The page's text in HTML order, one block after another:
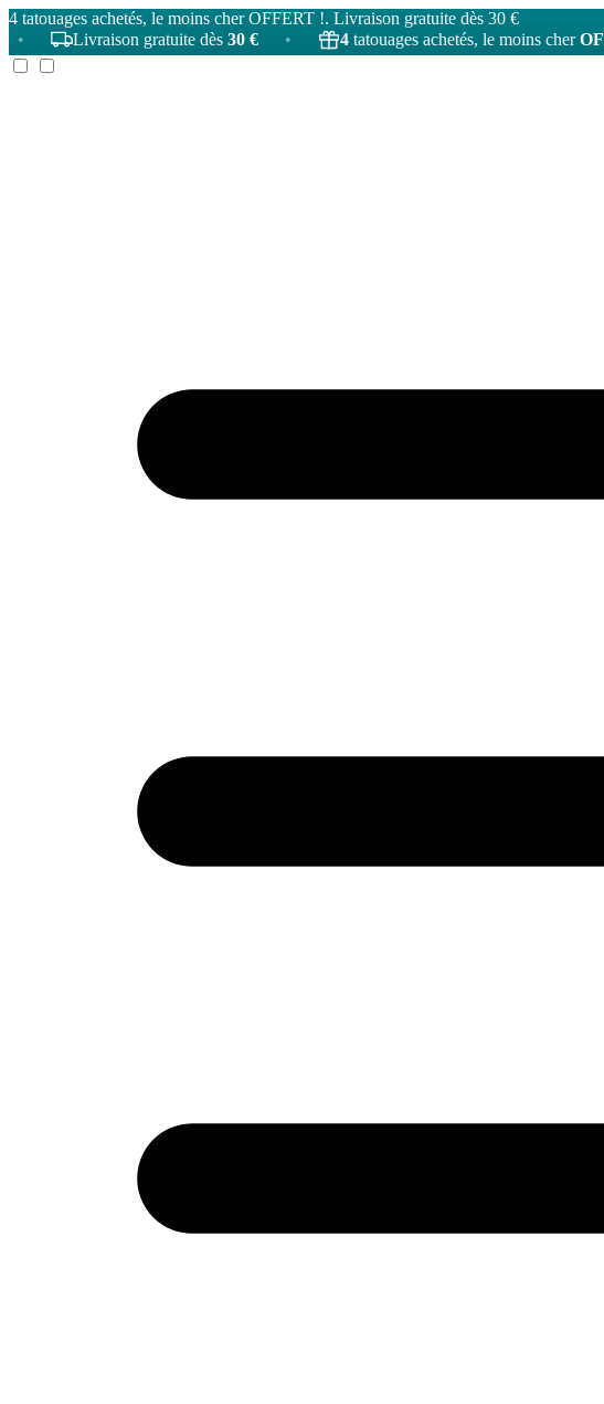
4 tatouages achetés, le moins cher OFFERT !. Livraison gratuite dès 30 €
Livraison gratuite dès30 € • 4 tatouages achetés, le moins cherOFFERT!